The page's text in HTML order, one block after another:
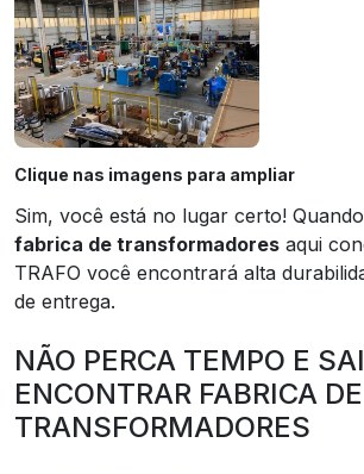
Clique nas imagens para ampliar
Sim, você está no lugar certo!
fabrica de transformadores aqui
TRAFO você encontrará alta
de entrega.
NÃO PERCA TEMPO E
ENCONTRAR FABRICA DE
TRANSFORMADORES